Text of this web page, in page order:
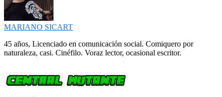
MARIANO SICART
45 años, Licenciado en comunicación social. Comiquero por
naturaleza, casi. Cinéfilo. Voraz lector, ocasional escritor.